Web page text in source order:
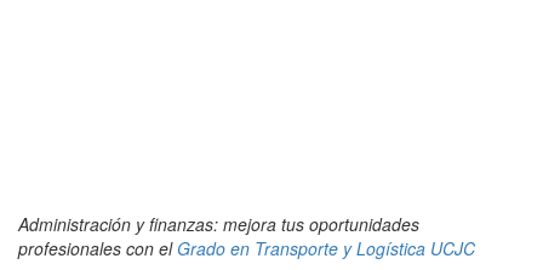
Administración y finanzas: mejora tus oportunidades
profesionales con elGrado en Transporte y Logística UCJC